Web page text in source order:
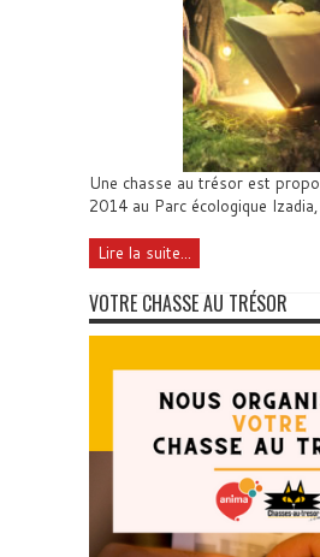
Une chasse au trésor est
2014 au Parc écologique
Lire la suite...
VOTRE CHASSE AU TRÉSOR